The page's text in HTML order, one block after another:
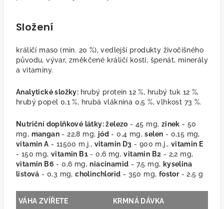
Složení
králičí maso(min. 20 %), vedlejší produkty živočišného
původu, vývar, změkčené králičí kosti, špenát, minerály
a vitamíny.
Analytické složky: hrubý protein 12 %, hrubý tuk 12 %,
hrubý popel 0,1 %, hrubá vláknina 0,5 %, vlhkost 73 %.
Nutriční doplňkové látky:železo - 45 mg, zinek - 50
mg, mangan - 22,8 mg, jód - 0,4 mg,selen - 0,15 mg,
vitamin A - 11500 m.j., vitamin D3 - 900 m.j., vitamin E
- 150 mg,vitamin B1 - 0,6 mg,vitamin B2 - 2,2 mg,
vitamin B6 - 0,6 mg,niacinamid - 7,5 mg, kyselina
listová - 0,3 mg,cholinchlorid - 350 mg, fostor- 2,5 g
VÁHA ZVÍŘETE KRMNÁ DÁVKA